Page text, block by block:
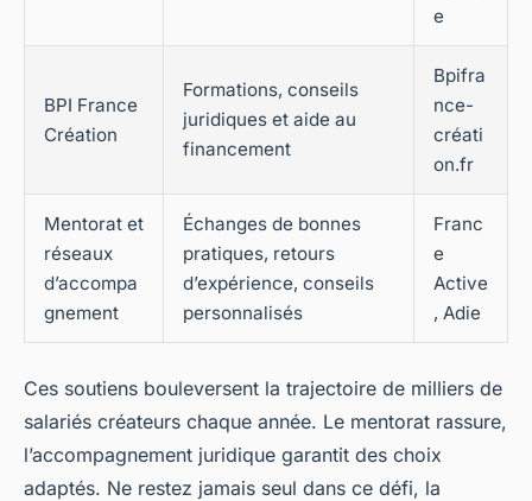
e
BPI France
Création
Formations, conseils
juridiques et aide au
financement
Bpifra
nce-
créati
on.fr
Mentorat et
réseaux
d’accompa
gnement
Échanges de bonnes
pratiques, retours
d’expérience, conseils
personnalisés
Franc
e
Active
, Adie
Ces soutiens bouleversent la trajectoire de milliers de
salariés créateurs chaque année. Le mentorat rassure,
l’accompagnement juridique garantit des choix
adaptés. Ne restez jamais seul dans ce défi, la